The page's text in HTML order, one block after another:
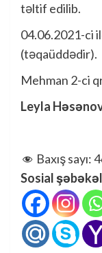
təltif edilib.
04.06.2021-ci
(təqaüddədir).
Mehman 2-ci
Leyla
Baxış sayı:
Sosial